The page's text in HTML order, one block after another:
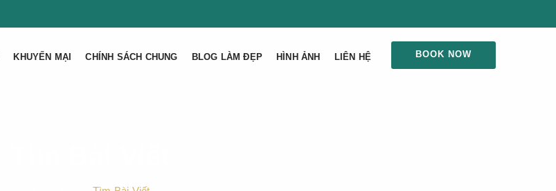
KHUYẾN MẠI CHÍNH SÁCH CHUNG BLOG LÀM ĐẸP HÌNH ẢNH LIÊN HỆ BOOK NOW